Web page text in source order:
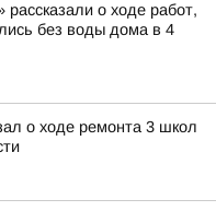
рассказали о ходе работ,
без воды дома в 4
о ходе ремонта 3 школ